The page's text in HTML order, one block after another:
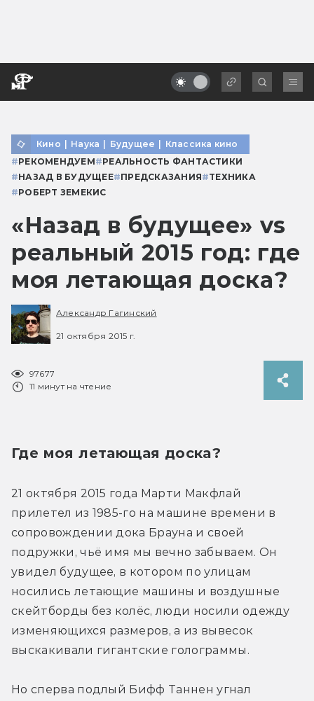
Кино | Наука | Будущее | Классика кино
#РЕКОМЕНДУЕМ#РЕАЛЬНОСТЬ ФАНТАСТИКИ
#НАЗАД В БУДУЩЕЕ#ПРЕДСКАЗАНИЯ#ТЕХНИКА
#РОБЕРТ ЗЕМЕКИС
«Назад в будущее» vs
реальный 2015 год: где
моя летающая доска?
Александр Гагинский
21 октября 2015 г.
97677
11 минут на чтение
Где моя летающая доска?
21 октября 2015 года Марти Макфлай
прилетел из 1985-го на машине времени в
сопровождении дока Брауна и своей
подружки, чьё имя мы вечно забываем. Он
увидел будущее, в котором по улицам
носились летающие машины и воздушные
скейтборды без колёс, люди носили одежду
изменяющихся размеров, а из вывесок
выскакивали гигантские голограммы.
Но сперва подлый Бифф Таннен угнал